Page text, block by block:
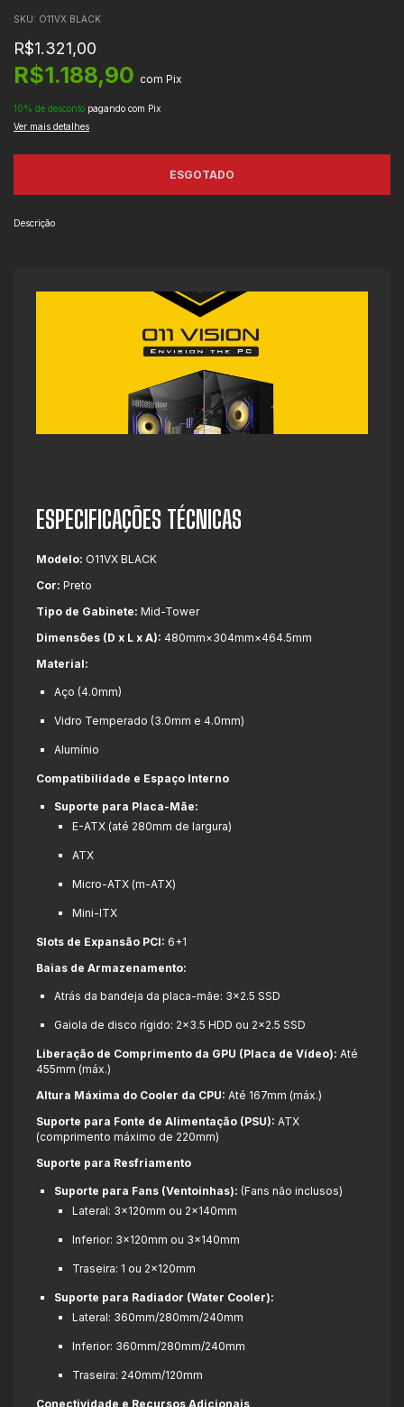
SKU: O11VX BLACK
R$1.321,00
R$1.188,90 com Pix
10% de desconto pagando com Pix
Ver mais detalhes
Descrição
ESPECIFICAÇÕES TÉCNICAS
Modelo: O11VX BLACK
Cor: Preto
Tipo de Gabinete: Mid-Tower
Dimensões (D x L x A): 480mm×304mm×464.5mm
Material:
Aço (4.0mm)
Vidro Temperado (3.0mm e 4.0mm)
Alumínio
Compatibilidade e Espaço Interno
Suporte para Placa-Mãe:
E-ATX (até 280mm de largura)
ATX
Micro-ATX (m-ATX)
Mini-ITX
Slots de Expansão PCI: 6+1
Baias de Armazenamento:
Atrás da bandeja da placa-mãe: 3×2.5 SSD
Gaiola de disco rígido: 2×3.5 HDD ou 2×2.5 SSD
Liberação de Comprimento da GPU (Placa de Vídeo): Até
455mm (máx.)
Altura Máxima do Cooler da CPU: Até 167mm (máx.)
Suporte para Fonte de Alimentação (PSU): ATX
(comprimento máximo de 220mm)
Suporte para Resfriamento
Suporte para Fans (Ventoinhas): (Fans não inclusos)
Lateral: 3×120mm ou 2×140mm
Inferior: 3×120mm ou 3×140mm
Traseira: 1 ou 2×120mm
Suporte para Radiador (Water Cooler):
Lateral: 360mm/280mm/240mm
Inferior: 360mm/280mm/240mm
Traseira: 240mm/120mm
Conectividade e Recursos Adicionais